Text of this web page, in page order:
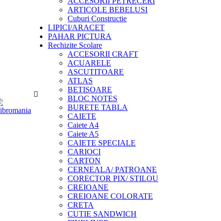
ARTICOLE BEBELUSI
Cuburi Constructie
LIPICI/ARACET
PAHAR PICTURA
Rechizite Scolare
ACCESORII CRAFT
ACUARELE
ASCUTITOARE
ATLAS
BETISOARE
BLOC NOTES
BURETE TABLA
CAIETE
Caiete A4
Caiete A5
CAIETE SPECIALE
CARIOCI
CARTON
CERNEALA/ PATROANE
CORECTOR PIX/ STILOU
CREIOANE
CREIOANE COLORATE
CRETA
CUTIE SANDWICH